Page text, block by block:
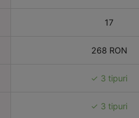
17
268 RON
✓ 3 tipuri
✓ 3 tipuri